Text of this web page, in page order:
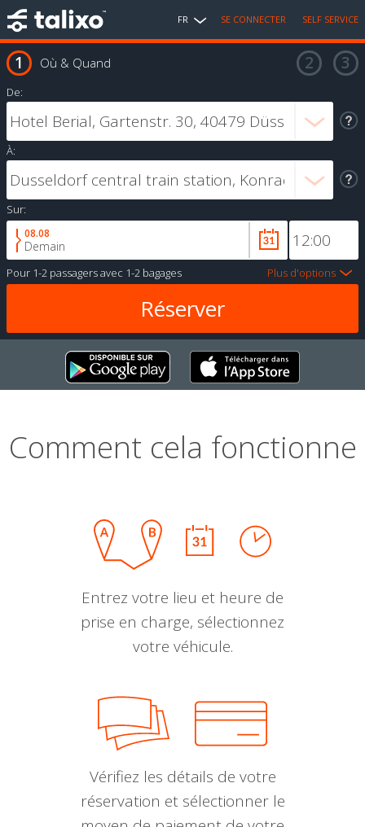
FR SE CONNECTER SELF SERVICE
Où & Quand
De:
À:
Sur:
08.08
Demain
Pour 1-2 passagersavec 1-2 bagages Plus d'options
Comment cela fonctionne
Entrez votre lieu et heure de
prise en charge, sélectionnez
votre véhicule.
Vérifiez les détails de votre
réservation et sélectionner le